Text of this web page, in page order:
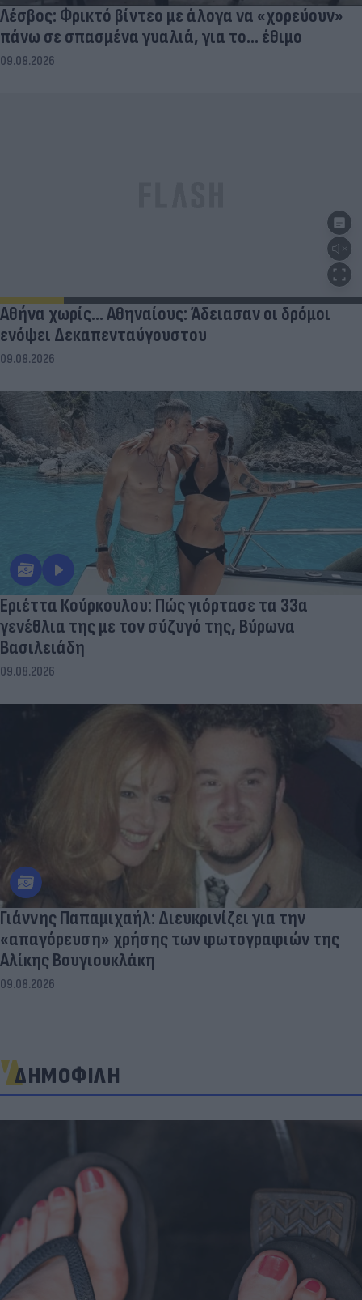
Λέσβος: Φρικτό βίντεο με άλογα να «χορεύουν»
πάνω σε σπασμένα γυαλιά, για το... έθιμο
09.08.2026
Αθήνα χωρίς… Αθηναίους: Άδειασαν οι δρόμοι
ενόψει Δεκαπενταύγουστου
09.08.2026
Εριέττα Κούρκουλου: Πώς γιόρτασε τα 33α
γενέθλια της με τον σύζυγό της, Βύρωνα
Βασιλειάδη
09.08.2026
Γιάννης Παπαμιχαήλ: Διευκρινίζει για την
«απαγόρευση» χρήσης των φωτογραφιών της
Αλίκης Βουγιουκλάκη
09.08.2026
ΔΗΜΟΦΙΛΗ